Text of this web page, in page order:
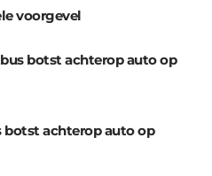
voorgevel
botst achterop auto op
botst achterop auto op